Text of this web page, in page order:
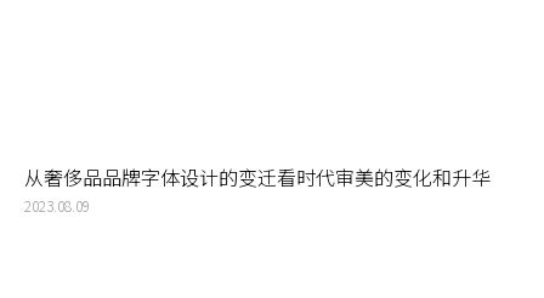
从奢侈品品牌字体设计的变迁看时代审美的变化和升华
2023.08.09